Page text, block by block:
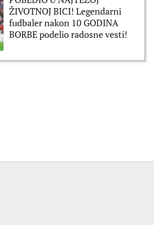
ŽIVOTNOJ BICI! Legendarni
fudbaler nakon 10 GODINA
BORBE podelio radosne vesti!